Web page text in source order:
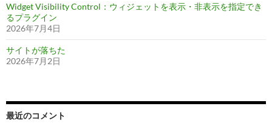
Widget Visibility Control：ウィジェットを表示・非表示を指定でき
るプラグイン
2026年7月4日
サイトが落ちた
2026年7月2日
最近のコメント